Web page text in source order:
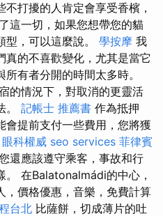
打擾的人肯定會享受香檳，
這一切，如果您想帶您的貓
，可以這麼說。 學按摩 我
的不喜歡變化，尤其是當它
有者分開的時間太多時。
的情況下，對取消的更靈活
。 記帳士 推薦書 作為抵押
會提前支付一些費用，您將獲
眼科權威 seo services 菲律賓
還應該遵守乘客，事故和行
。 在Balatonalmádi的中心，
，價格優惠，音樂，免費計算
台北 比薩餅，切成薄片的吐